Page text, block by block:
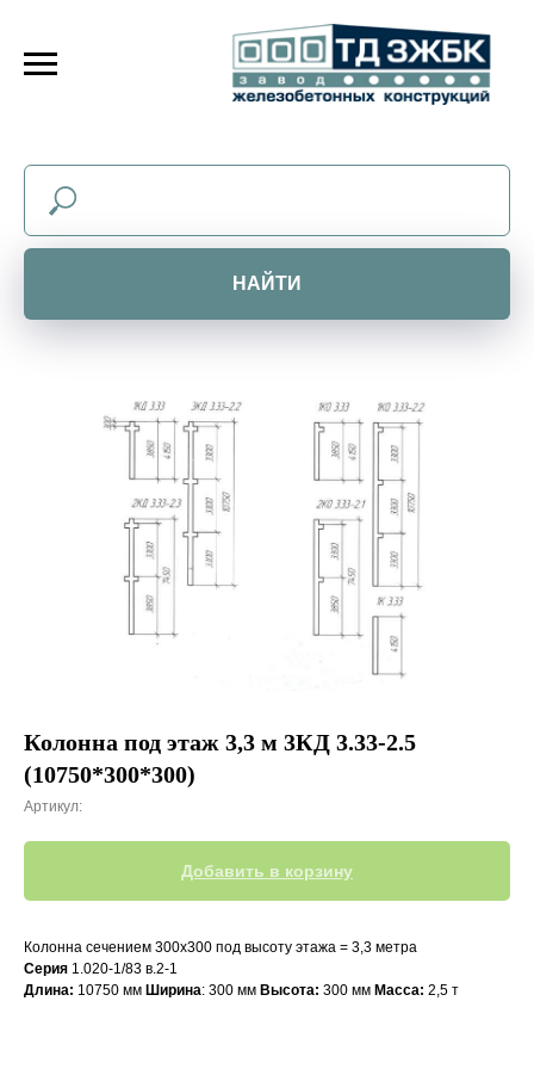
НАЙТИ
Колонна под этаж 3,3 м 3КД 3.33-2.5
(10750*300*300)
Артикул:
Добавить в корзину
Колонна сечением 300х300 под высоту этажа = 3,3 метра
Серия 1.020-1/83 в.2-1
Длина: 10750 мм Ширина: 300 мм Высота: 300 мм Масса: 2,5 т